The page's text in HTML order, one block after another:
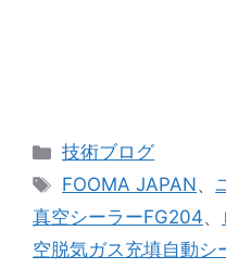
カ
テ
リ
ー
技術ブログ
タ
グ
FOOMA JAPAN、
真空シーラーFG204、
空脱気ガス充填自動シ